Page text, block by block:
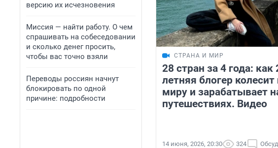
версию их исчезновения
Миссия — найти работу. О чем
спрашивать на собеседовании
и сколько денег просить,
чтобы вас точно взяли
Переводы россиян начнут
блокировать по одной
причине: подробности
СТРАНА И МИР
28 стран за 4 года: как
летняя блогер колесит
миру и зарабатывает
путешествиях. Видео
14 июня, 2026, 20:30 324